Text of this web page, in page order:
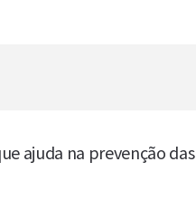
ajuda na prevenção